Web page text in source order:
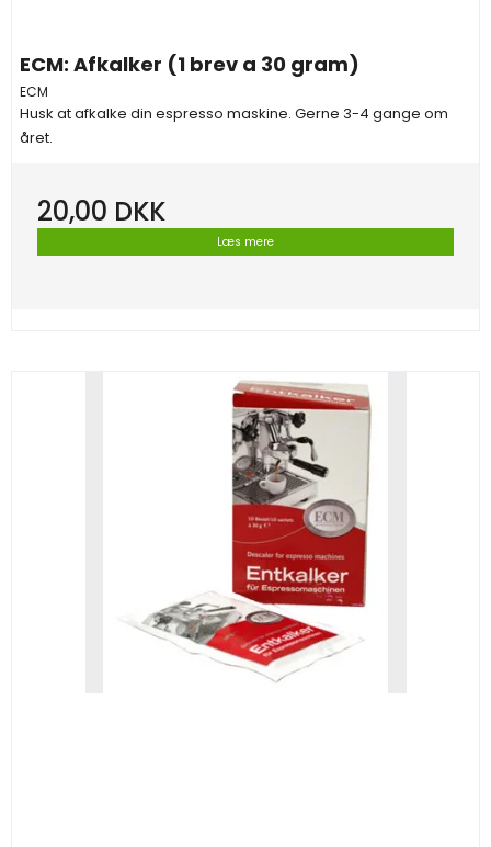
ECM: Afkalker (1 brev a 30 gram)
ECM
Husk at afkalke din espresso maskine. Gerne 3-4 gange om
året.
20,00 DKK
Læs mere